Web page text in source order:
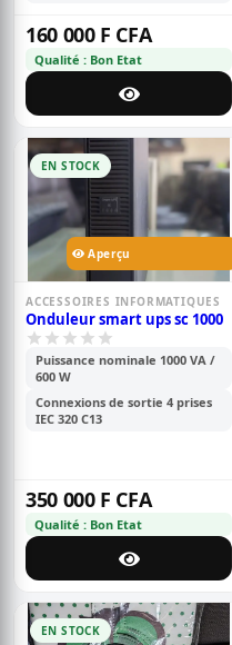
160 000 F CFA
Qualité : Bon Etat
EN STOCK
Aperçu
ACCESSOIRES INFORMATIQUES
Onduleur smart ups sc 1000
Puissance nominale 1000 VA /
600 W
Connexions de sortie 4 prises
IEC 320 C13
350 000 F CFA
Qualité : Bon Etat
EN STOCK